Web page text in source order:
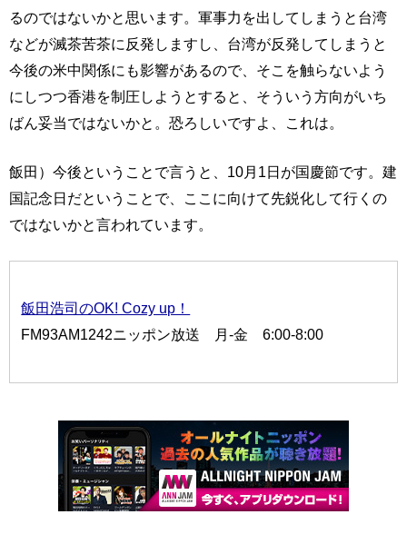
るのではないかと思います。軍事力を出してしまうと台湾
などが滅茶苦茶に反発しますし、台湾が反発してしまうと
今後の米中関係にも影響があるので、そこを触らないよう
にしつつ香港を制圧しようとすると、そういう方向がいち
ばん妥当ではないかと。恐ろしいですよ、これは。
飯田）今後ということで言うと、10月1日が国慶節です。建
国記念日だということで、ここに向けて先鋭化して行くの
ではないかと言われています。
飯田浩司のOK! Cozy up！
FM93AM1242ニッポン放送 月-金 6:00-8:00